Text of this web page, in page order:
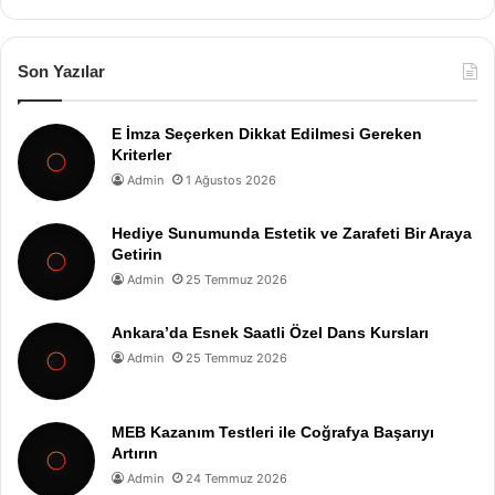
Son Yazılar
E İmza Seçerken Dikkat Edilmesi Gereken
Kriterler
Admin 1 Ağustos 2026
Hediye Sunumunda Estetik ve Zarafeti Bir Araya
Getirin
Admin 25 Temmuz 2026
Ankara’da Esnek Saatli Özel Dans Kursları
Admin 25 Temmuz 2026
MEB Kazanım Testleri ile Coğrafya Başarıyı
Artırın
Admin 24 Temmuz 2026